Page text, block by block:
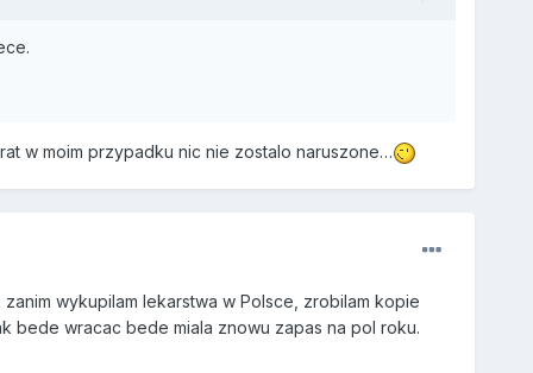
w moim przypadku nic nie zostalo naruszone…
wykupilam lekarstwa w Polsce, zrobilam kopie
bede wracac bede miala znowu zapas na pol roku.